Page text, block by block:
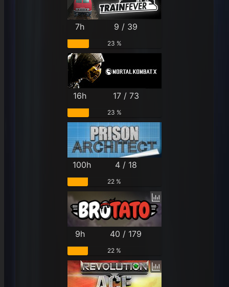
7h 9 / 39
23 %
16h 17 / 73
23 %
100h 4 / 18
22 %
9h 40 / 179
22 %